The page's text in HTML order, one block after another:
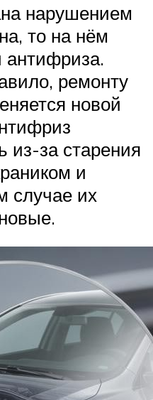
нарушением
то на нём
антифриза.
ремонту
новой
из-за старения
и
случае их